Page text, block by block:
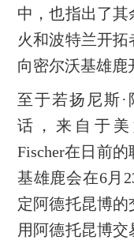
中，也指出了
火和波特兰开
向密尔沃基雄鹿
至于若扬尼斯
话，来自于美
Fischer在日前
基雄鹿会在6月
定阿德托昆博
用阿德托昆博